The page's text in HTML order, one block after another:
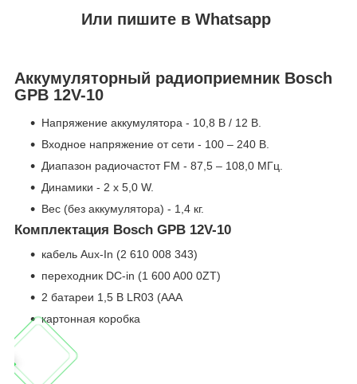
Или пишите в Whatsapp
Аккумуляторный радиоприемник Bosch
GPB 12V-10
Напряжение аккумулятора - 10,8 В / 12 В.
Входное напряжение от сети - 100 – 240 В.
Диапазон радиочастот FM - 87,5 – 108,0 МГц.
Динамики - 2 x 5,0 W.
Вес (без аккумулятора) - 1,4 кг.
Комплектация Bosch GPB 12V-10
кабель Aux-In (2 610 008 343)
переходник DC-in (1 600 A00 0ZT)
2 батареи 1,5 В LR03 (AAA
картонная коробка